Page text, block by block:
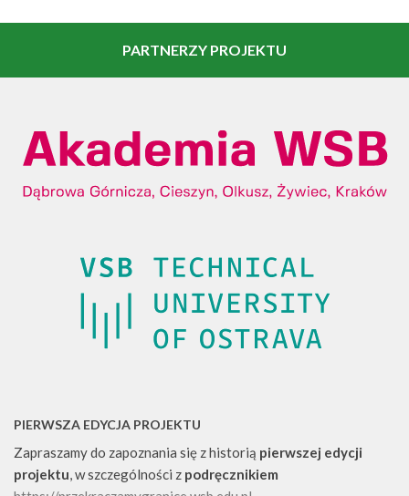
PARTNERZY PROJEKTU
PIERWSZA EDYCJA PROJEKTU
Zapraszamy do zapoznania się z historią pierwszej edycji
projektu, w szczególności z podręcznikiem